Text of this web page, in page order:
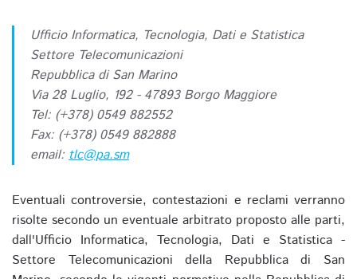
Ufficio Informatica, Tecnologia, Dati e Statistica
Settore Telecomunicazioni
Repubblica di San Marino
Via 28 Luglio, 192 - 47893 Borgo Maggiore
Tel: (+378) 0549 882552
Fax: (+378) 0549 882888
email: tlc@pa.sm
Eventuali controversie, contestazioni e reclami verranno
risolte secondo un eventuale arbitrato proposto alle parti,
dall'Ufficio Informatica, Tecnologia, Dati e Statistica -
Settore Telecomunicazioni della Repubblica di San